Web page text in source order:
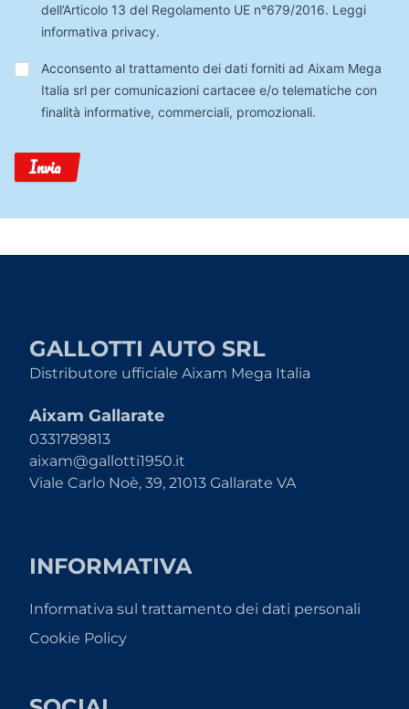
dell’Articolo 13 del Regolamento UE n°679/2016. Leggi
informativa privacy.
Trattamento
Dati
Acconsento al trattamento dei dati forniti ad Aixam Mega
Italia srl per comunicazioni cartacee e/o telematiche con
finalità informative, commerciali, promozionali.
Invia
GALLOTTI AUTO SRL
Distributore ufficiale Aixam Mega Italia
Aixam Gallarate
0331789813
aixam@gallotti1950.it
Viale Carlo Noè, 39, 21013 Gallarate VA
INFORMATIVA
Informativa sul trattamento dei dati personali
Cookie Policy